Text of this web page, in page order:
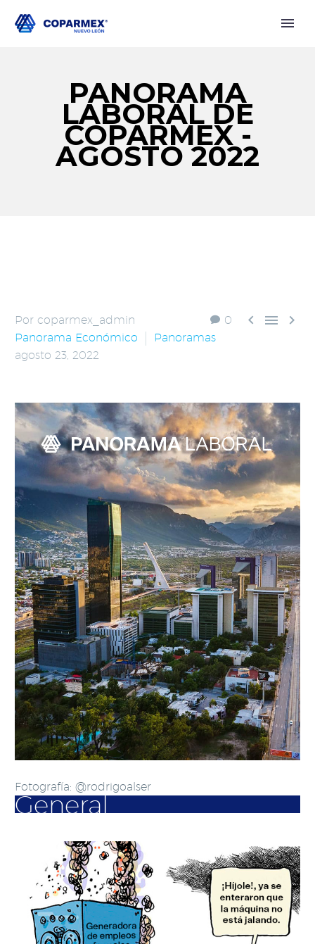
PANORAMA
LABORAL DE
COPARMEX -
AGOSTO 2022
0   
Por coparmex_admin
Panorama Económico
Panoramas
agosto 23, 2022
Fotografía: @rodrigoalser
General